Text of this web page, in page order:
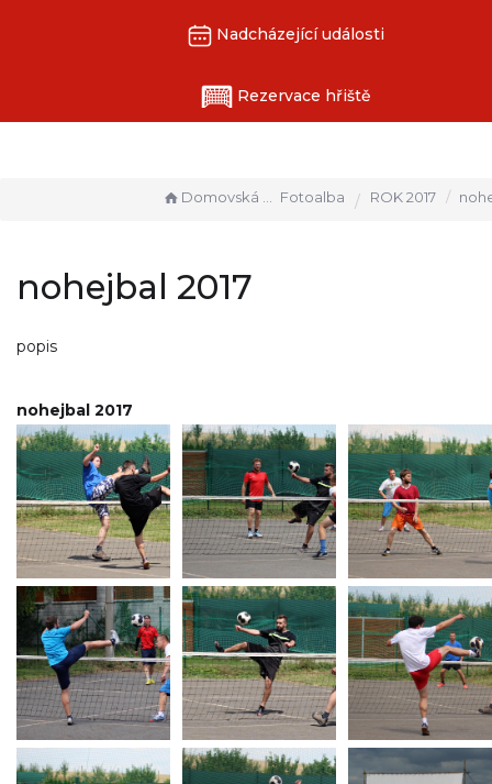
Nadcházející události
Rezervace hřiště
Domovská stránka Fotoalba ROK 2017
nohejbal 2017
popis
nohejbal 2017